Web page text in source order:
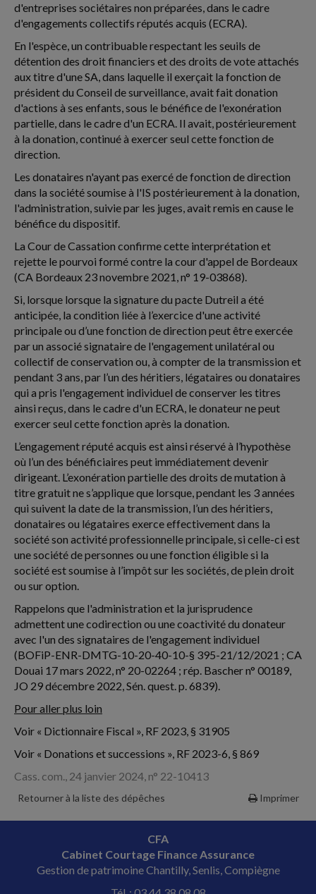
d'entreprises sociétaires non préparées, dans le cadre
d'engagements collectifs réputés acquis (ECRA).
En l'espèce, un contribuable respectant les seuils de
détention des droit financiers et des droits de vote attachés
aux titre d'une SA, dans laquelle il exerçait la fonction de
président du Conseil de surveillance, avait fait donation
d'actions à ses enfants, sous le bénéfice de l'exonération
partielle, dans le cadre d'un ECRA. Il avait, postérieurement
à la donation, continué à exercer seul cette fonction de
direction.
Les donataires n'ayant pas exercé de fonction de direction
dans la société soumise à l'IS postérieurement à la donation,
l'administration, suivie par les juges, avait remis en cause le
bénéfice du dispositif.
La Cour de Cassation confirme cette interprétation et
rejette le pourvoi formé contre la cour d'appel de Bordeaux
(CA Bordeaux 23 novembre 2021, n° 19-03868).
Si, lorsque lorsque la signature du pacte Dutreil a été
anticipée, la condition liée à l’exercice d'une activité
principale ou d’une fonction de direction peut être exercée
par un associé signataire de l'engagement unilatéral ou
collectif de conservation ou, à compter de la transmission et
pendant 3 ans, par l’un des héritiers, légataires ou donataires
qui a pris l'engagement individuel de conserver les titres
ainsi reçus, dans le cadre d'un ECRA, le donateur ne peut
exercer seul cette fonction après la donation.
L’engagement réputé acquis est ainsi réservé à l’hypothèse
où l’un des bénéficiaires peut immédiatement devenir
dirigeant. L’exonération partielle des droits de mutation à
titre gratuit ne s’applique que lorsque, pendant les 3 années
qui suivent la date de la transmission, l’un des héritiers,
donataires ou légataires exerce effectivement dans la
société son activité professionnelle principale, si celle-ci est
une société de personnes ou une fonction éligible si la
société est soumise à l’impôt sur les sociétés, de plein droit
ou sur option.
Rappelons que l'administration et la jurisprudence
admettent une codirection ou une coactivité du donateur
avec l'un des signataires de l'engagement individuel
(BOFiP-ENR-DMTG-10-20-40-10-§ 395-21/12/2021 ; CA
Douai 17 mars 2022, n° 20-02264 ; rép. Bascher n° 00189,
JO 29 décembre 2022, Sén. quest. p. 6839).
Pour aller plus loin
Voir « Dictionnaire Fiscal », RF 2023, § 31905
Voir « Donations et successions », RF 2023-6, § 869
Cass. com., 24 janvier 2024, n° 22-10413
Retourner à la liste des dépêches Imprimer
CFA
Cabinet Courtage Finance Assurance
Gestion de patrimoine Chantilly, Senlis, Compiègne